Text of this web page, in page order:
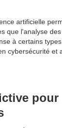
artificielle
que l'analyse
à certains
cybersécurité et